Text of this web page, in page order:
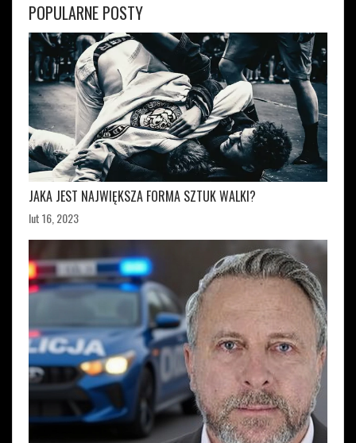
POPULARNE POSTY
JAKA JEST NAJWIĘKSZA FORMA SZTUK WALKI?
lut 16, 2023